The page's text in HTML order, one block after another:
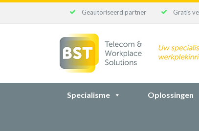
Geautoriseerd partner Gratis
Specialisme Oplossingen